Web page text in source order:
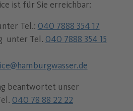
ist für Sie erreichbar:
Tel.: 040 7888 354 17
unter Tel. 040 7888 354 15
beantwortet unser
040 78 88 22 22